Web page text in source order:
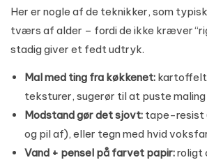
Her er nogle af de teknikker, som
tværs af alder – fordi de ikke kræver
stadig giver et fedt udtryk.
Mal med ting fra køkkenet:
teksturer, sugerør til at puste maling
Modstand gør det sjovt: tape-resist
og pil af), eller tegn med hvid
Vand + pensel på farvet papir:roligt